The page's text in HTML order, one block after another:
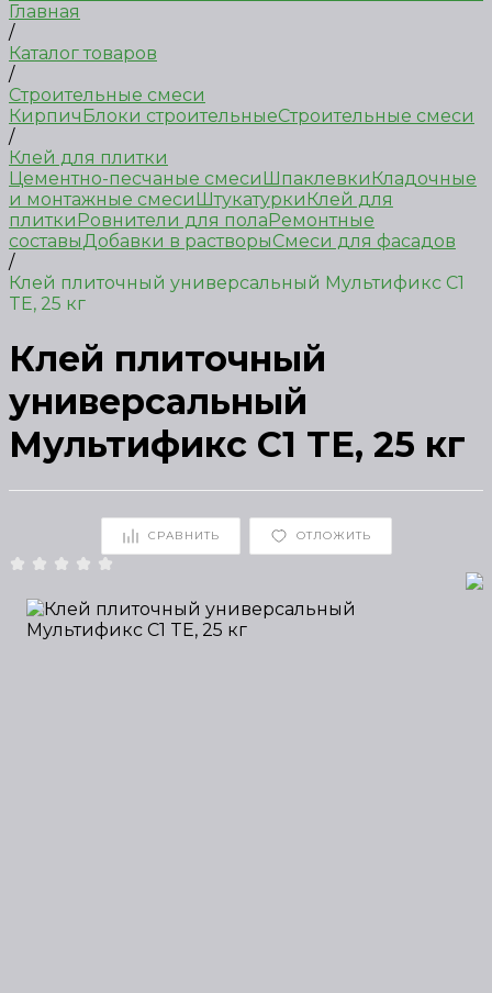
Главная
/
Каталог товаров
/
Строительные смеси
КирпичБлоки строительныеСтроительные смеси
/
Клей для плитки
Цементно-песчаные смесиШпаклевкиКладочные
и монтажные смесиШтукатуркиКлей для
плиткиРовнители для полаРемонтные
составыДобавки в растворыСмеси для фасадов
/
Клей плиточный универсальный Мультификс C1
TE, 25 кг
Клей плиточный
универсальный
Мультификс C1 TE, 25 кг
СРАВНИТЬ ОТЛОЖИТЬ